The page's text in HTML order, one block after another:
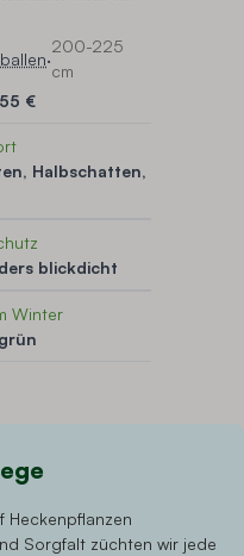
·
200-225
cm
€
Halbschatten,
blickdicht
Winter
Heckenpflanzen
Sorgfalt züchten wir jede